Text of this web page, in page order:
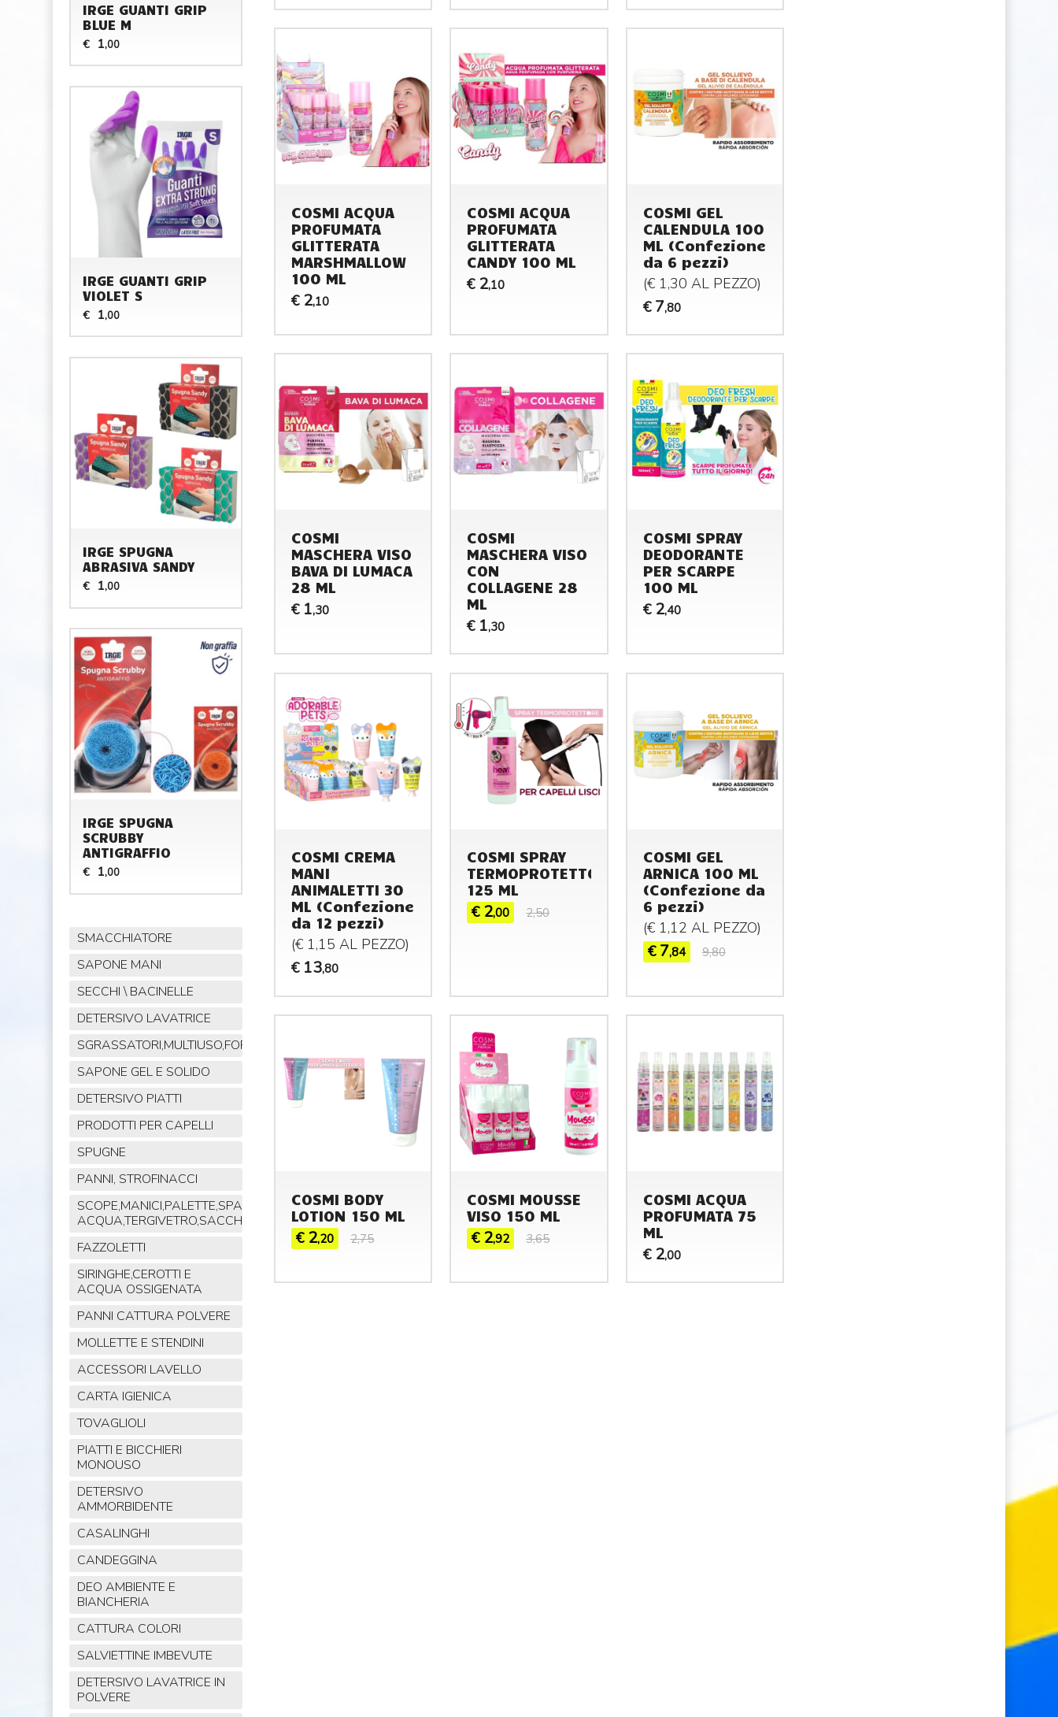
COSMI ACQUA
PROFUMATA
GLITTERATA
MARSHMALLOW
100 ML
€ 2,10
COSMI ACQUA
PROFUMATA
GLITTERATA
CANDY 100 ML
€ 2,10
COSMI GEL
CALENDULA 100
ML (Confezione
da 6 pezzi)
(€ 1,30 AL PEZZO)
€ 7,80
COSMI
MASCHERA VISO
BAVA DI LUMACA
28 ML
€ 1,30
COSMI
MASCHERA VISO
CON
COLLAGENE 28
ML
€ 1,30
COSMI SPRAY
DEODORANTE
PER SCARPE
100 ML
€ 2,40
COSMI CREMA
MANI
ANIMALETTI 30
ML (Confezione
da 12 pezzi)
(€ 1,15 AL PEZZO)
€ 13,80
COSMI SPRAY
TERMOPROTETTORE
125 ML
€ 2,00 2,50
COSMI GEL
ARNICA 100 ML
(Confezione da
6 pezzi)
(€ 1,12 AL PEZZO)
€ 7,84 9,80
COSMI BODY
LOTION 150 ML
€ 2,20 2,75
COSMI MOUSSE
VISO 150 ML
€ 2,92 3,65
COSMI ACQUA
PROFUMATA 75
ML
€ 2,00
IRGE GUANTI GRIP
BLUE M
€ 1,00
IRGE GUANTI GRIP
VIOLET S
€ 1,00
IRGE SPUGNA
ABRASIVA SANDY
€ 1,00
IRGE SPUGNA
SCRUBBY
ANTIGRAFFIO
€ 1,00
SMACCHIATORE
SAPONE MANI
SECCHI \ BACINELLE
DETERSIVO LAVATRICE
SGRASSATORI,MULTIUSO,FORNO,POLVERE,VETRI,AMMONIACA
SAPONE GEL E SOLIDO
DETERSIVO PIATTI
PRODOTTI PER CAPELLI
SPUGNE
PANNI, STROFINACCI
SCOPE,MANICI,PALETTE,SPAZZOLE,TIRA
ACQUA,TERGIVETRO,SACCHI,MOP
FAZZOLETTI
SIRINGHE,CEROTTI E
ACQUA OSSIGENATA
PANNI CATTURA POLVERE
MOLLETTE E STENDINI
ACCESSORI LAVELLO
CARTA IGIENICA
TOVAGLIOLI
PIATTI E BICCHIERI
MONOUSO
DETERSIVO
AMMORBIDENTE
CASALINGHI
CANDEGGINA
DEO AMBIENTE E
BIANCHERIA
CATTURA COLORI
SALVIETTINE IMBEVUTE
DETERSIVO LAVATRICE IN
POLVERE